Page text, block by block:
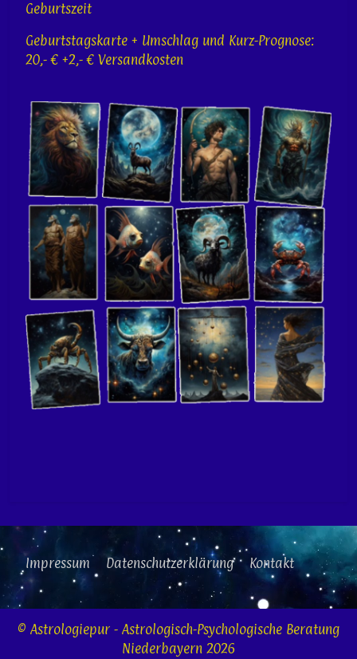
Geburtszeit
Geburtstagskarte + Umschlag und Kurz-Prognose:
20,- € +2,- € Versandkosten
Impressum Datenschutzerklärung Kontakt
© Astrologiepur - Astrologisch-Psychologische Beratung
Niederbayern 2026